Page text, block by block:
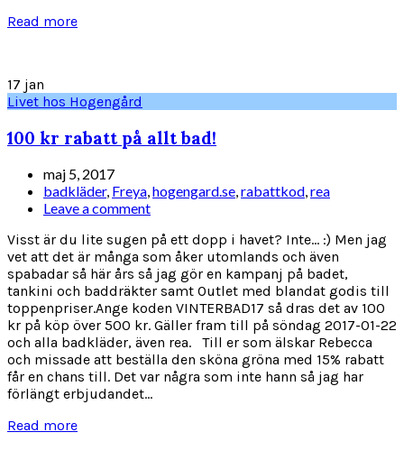
Read more
17 jan
Livet hos Hogengård
100 kr rabatt på allt bad!
maj 5, 2017
badkläder, Freya,hogengard.se,rabattkod,rea
Leave a comment
Visst är du lite sugen på ett dopp i havet? Inte... :) Men jag
vet att det är många som åker utomlands och även
spabadar så här års så jag gör en kampanj på badet,
tankini och baddräkter samt Outlet med blandat godis till
toppenpriser.Ange koden VINTERBAD17 så dras det av 100
kr på köp över 500 kr. Gäller fram till på söndag 2017-01-22
och alla badkläder, även rea. Till er som älskar Rebecca
och missade att beställa den sköna gröna med 15% rabatt
får en chans till. Det var några som inte hann så jag har
förlängt erbjudandet...
Read more